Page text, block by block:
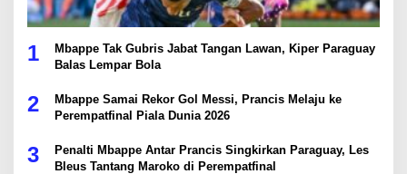
1
Mbappe Tak Gubris Jabat Tangan Lawan, Kiper Paraguay
Balas Lempar Bola
2
Mbappe Samai Rekor Gol Messi, Prancis Melaju ke
Perempatfinal Piala Dunia 2026
3
Penalti Mbappe Antar Prancis Singkirkan Paraguay, Les
Bleus Tantang Maroko di Perempatfinal